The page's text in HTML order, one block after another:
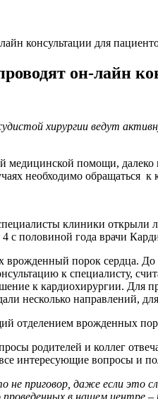
консультации для
он-лайн
хирургии ведут
медицинской помощи,
необходимо обращаться
клиники
с половиной года врачи
порок сердца.
к специалисту,
к кардиохирургии. Для
несколько
отделением врожденных
родителей и коллег
интересующие вопросы и
не приговор, даже если это